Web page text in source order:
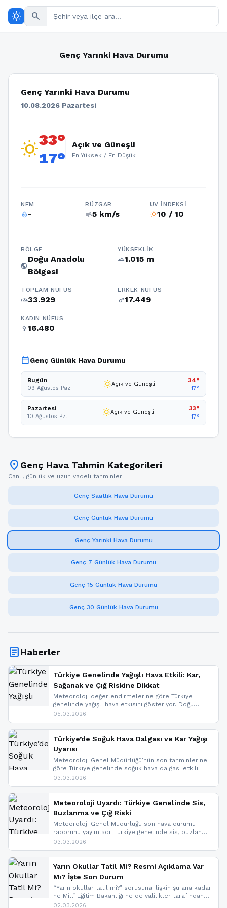
wb_sunny search
Genç Yarınki Hava Durumu
Genç Yarınki Hava Durumu
10.08.2026 Pazartesi
wb_sunny33°
17°
Açık ve Güneşli
En Yüksek / En Düşük
NEM
humidity_percentage-
RÜZGAR
air5 km/s
UV İNDEKSI
wb_sunny10 / 10
BÖLGE
public
Doğu Anadolu
Bölgesi
YÜKSEKLIK
terrain1.015 m
TOPLAM NÜFUS
groups33.929
ERKEK NÜFUS
male17.449
KADIN NÜFUS
female 16.480
calendar_todayGenç Günlük Hava Durumu
Bugün
09 Ağustos Paz wb_sunnyAçık ve Güneşli
34°
17°
Pazartesi
10 Ağustos Pzt wb_sunnyAçık ve Güneşli
33°
17°
location_on Genç Hava Tahmin Kategorileri
Canlı, günlük ve uzun vadeli tahminler
Genç Saatlik Hava Durumu
Genç Günlük Hava Durumu
Genç Yarınki Hava Durumu
Genç 7 Günlük Hava Durumu
Genç 15 Günlük Hava Durumu
Genç 30 Günlük Hava Durumu
articleHaberler
Türkiye Genelinde Yağışlı Hava Etkili: Kar,
Sağanak ve Çığ Riskine Dikkat
Meteoroloji değerlendirmelerine göre Türkiye
genelinde yağışlı hava etkisini gösteriyor. Doğu
bölgelerinde kar yağışı beklenirken Marmara ve
ise çığ tehlikesi bulunuyor. İç kesimlerde sis ve pus
nedeniyle görüş mesafesinde azalma
yaşanabileceği belirtiliyor.
05.03.2026
Türkiye’de Soğuk Hava Dalgası ve Kar Yağışı
Uyarısı
Meteoroloji Genel Müdürlüğü’nün son tahminlerine
göre Türkiye genelinde soğuk hava dalgası etkili
oluyor. Birçok il için kar yağışı ve buzlanma uyarısı
03.03.2026
Meteoroloji Uyardı: Türkiye Genelinde Sis,
Buzlanma ve Çığ Riski
Meteoroloji Genel Müdürlüğü son hava durumu
raporunu yayımladı. Türkiye genelinde sis, buzlanma
ve don beklenirken Doğu Anadolu ve Doğu
yapıldı. İşte son dakika meteoroloji gelişmeleri.
03.03.2026
Yarın Okullar Tatil Mi? Resmi Açıklama Var
Mı? İşte Son Durum
“Yarın okullar tatil mi?” sorusuna ilişkin şu ana kadar
ne Millî Eğitim Bakanlığı ne de valilikler tarafından
yapılmış resmi bir tatil açıklaması bulunmamaktadır.
02.03.2026